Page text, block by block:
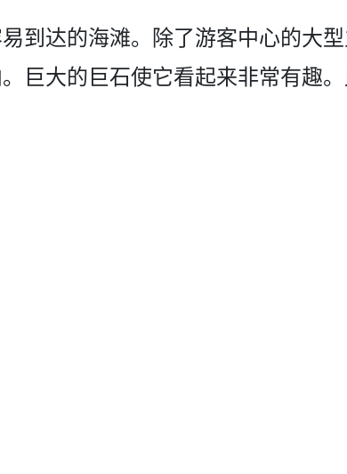
到达的­海滩。除了游客中心的大
巨大的巨石使它看起来­非常有趣